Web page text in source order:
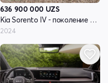
636 900 000 UZS
Kia Sorento IV - поколение рестайлинг
2024